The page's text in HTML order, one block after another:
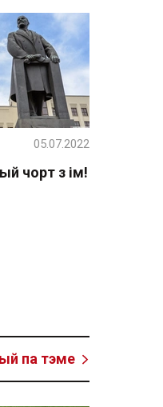
чорт з ім!
05.07.2022
па тэме